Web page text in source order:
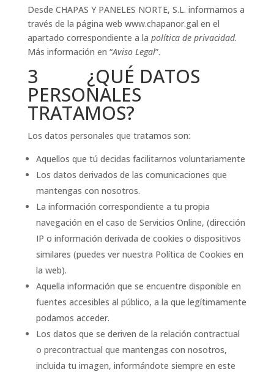
Desde CHAPAS Y PANELES NORTE, S.L. informamos a
través de la página web www.chapanor.gal en el
apartado correspondiente a la política de privacidad.
Más información en “Aviso Legal”.
3 ¿QUÉ DATOS
PERSONALES
TRATAMOS?
Los datos personales que tratamos son:
Aquellos que tú decidas facilitarnos voluntariamente
Los datos derivados de las comunicaciones que
mantengas con nosotros.
La información correspondiente a tu propia
navegación en el caso de Servicios Online, (dirección
IP o información derivada de cookies o dispositivos
similares (puedes ver nuestra Política de Cookies en
la web).
Aquella información que se encuentre disponible en
fuentes accesibles al público, a la que legítimamente
podamos acceder.
Los datos que se deriven de la relación contractual
o precontractual que mantengas con nosotros,
incluida tu imagen, informándote siempre en este